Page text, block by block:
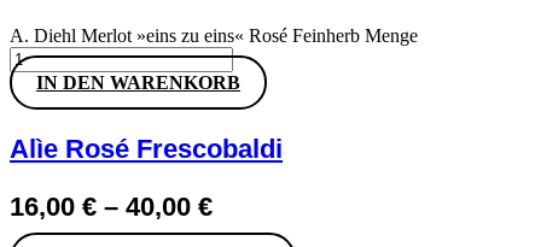
A. Diehl Merlot »eins zu eins« Rosé Feinherb Menge
IN DEN WARENKORB
Alìe Rosé Frescobaldi
16,00 € – 40,00 €